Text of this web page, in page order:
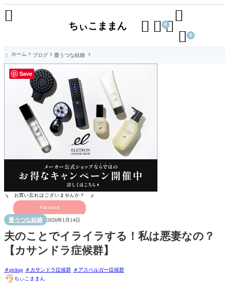
ちぃこままん   0

 0

 ホーム ブログ 憂うつな結婚
お買い忘れはございませんか？
Amazon
憂うつな結婚 2026年1月14日
夫のことでイライラする！私は悪妻なの？
【カサンドラ症候群】
pickup カサンドラ症候群
アスペルガー症候群
ちぃこままん
Save